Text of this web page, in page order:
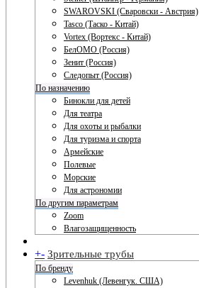
SWAROVSKI (Сваровски - Австрия)
Tasco (Таско - Китай)
Vortex (Вортекс - Китай)
БелОМО (Россия)
Зенит (Россия)
Следопыт (Россия)
По назначению
Бинокли для детей
Для театра
Для охоты и рыбалки
Для туризма и спорта
Армейские
Полевые
Морские
Для астрономии
По другим параметрам
Zoom
Влагозащищенность
+- Зрительные трубы
По бренду
Levenhuk (Левенгук. США)